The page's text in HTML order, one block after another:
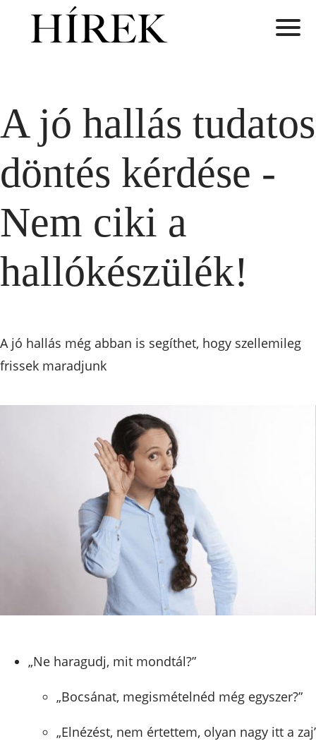
A jó hallás tudatos
döntés kérdése -
Nem ciki a
hallókészülék!
A jó hallás még abban is segíthet, hogy szellemileg
frissek maradjunk
„Ne haragudj, mit mondtál?”
„Bocsánat, megismételnéd még egyszer?”
„Elnézést, nem értettem, olyan nagy itt a